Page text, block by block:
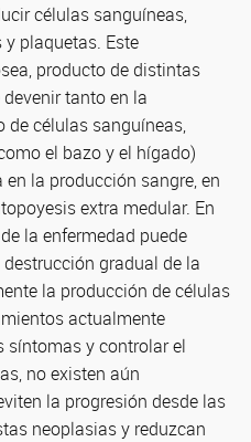
células sanguíneas,
plaquetas. Este
producto de distintas
tanto en la
de células sanguíneas,
el bazo y el hígado)
la producción sangre, en
extra medular. En
la enfermedad puede
gradual de la
la producción de células
actualmente
síntomas y controlar el
no existen aún
la progresión desde las
neoplasias y reduzcan